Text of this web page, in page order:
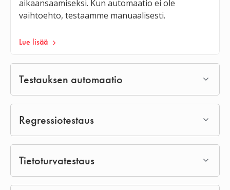
aikaansaamiseksi. Kun automaatio ei ole
vaihtoehto, testaamme manuaalisesti.
Lue lisää
Testauksen automaatio
Regressiotestaus
Tietoturvatestaus